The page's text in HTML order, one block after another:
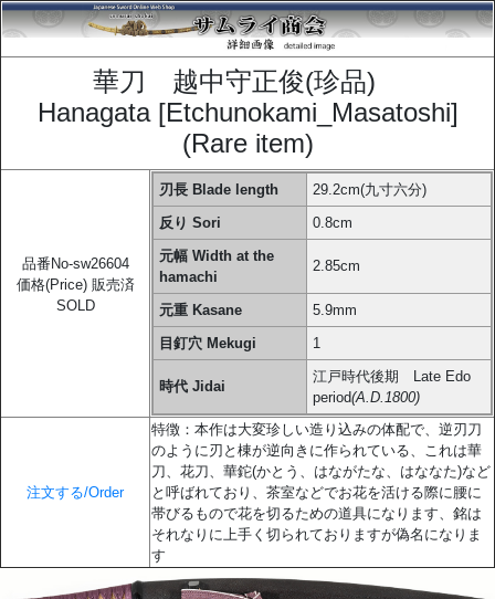
華刀 越中守正俊(珍品)
Hanagata [Etchunokami_Masatoshi]
(Rare item)
品番No-sw26604
価格(Price) 販売済
SOLD
刃長 Blade length
29.2cm(九寸六分)
反り Sori
0.8cm
元幅 Width at the
hamachi
2.85cm
元重 Kasane
5.9mm
目釘穴 Mekugi
1
時代 Jidai
江戸時代後期 Late Edo
period(A.D.1800)
注文する/Order
特徴：本作は大変珍しい造り込みの体配で、逆刃刀
のように刃と棟が逆向きに作られている、これは華
刀、花刀、華鉈(かとう、はながたな、はななた)など
と呼ばれており、茶室などでお花を活ける際に腰に
帯びるもので花を切るための道具になります、銘は
それなりに上手く切られておりますが偽名になりま
す